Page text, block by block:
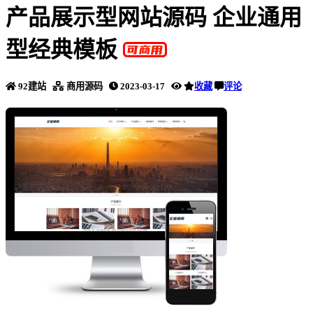
产品展示型网站源码 企业通用
型经典模板
92建站 商用源码 2023-03-17 收藏 评论